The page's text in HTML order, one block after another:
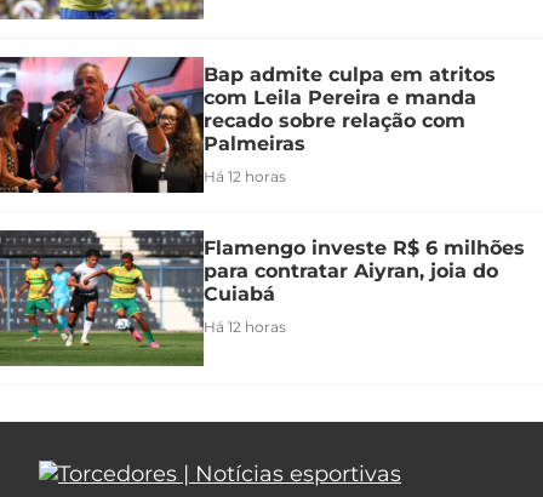
Bap admite culpa em atritos
com Leila Pereira e manda
recado sobre relação com
Palmeiras
Há 12 horas
Flamengo investe R$ 6 milhões
para contratar Aiyran, joia do
Cuiabá
Há 12 horas